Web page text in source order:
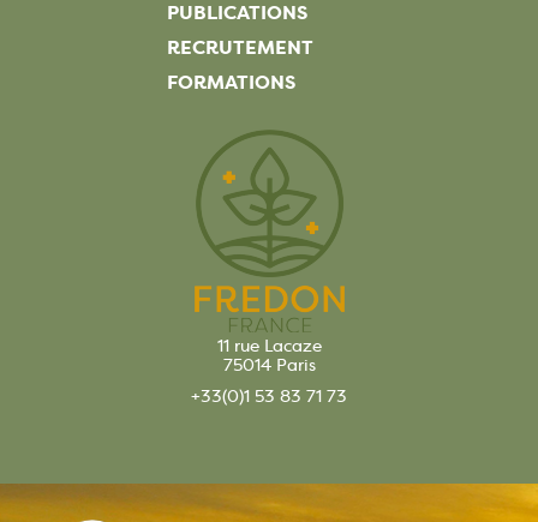
PUBLICATIONS
RECRUTEMENT
FORMATIONS
11 rue Lacaze
75014 Paris
+33(0)1 53 83 71 73